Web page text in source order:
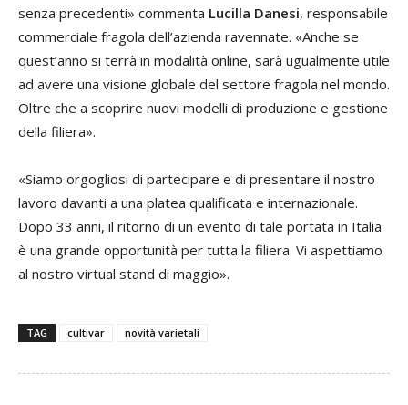
senza precedenti» commenta Lucilla Danesi, responsabile
commerciale fragola dell’azienda ravennate. «Anche se
quest’anno si terrà in modalità online, sarà ugualmente utile
ad avere una visione globale del settore fragola nel mondo.
Oltre che a scoprire nuovi modelli di produzione e gestione
della filiera».
«Siamo orgogliosi di partecipare e di presentare il nostro
lavoro davanti a una platea qualificata e internazionale.
Dopo 33 anni, il ritorno di un evento di tale portata in Italia
è una grande opportunità per tutta la filiera. Vi aspettiamo
al nostro virtual stand di maggio».
TAG cultivar novità varietali